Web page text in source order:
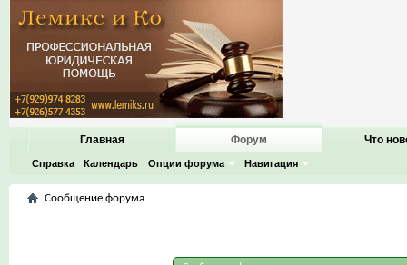
Главная Форум
Справка Календарь Опции форума Навигация
Что
Сообщение форума